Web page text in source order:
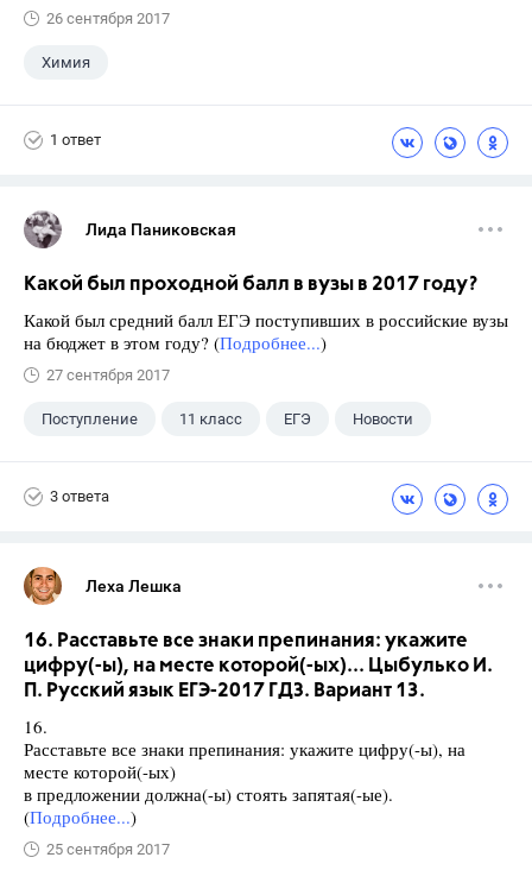
26 сентября 2017
Химия
1 ответ
Лида Паниковская
Какой был проходной балл в вузы в 2017 году?
Какой был средний балл ЕГЭ поступивших в российские вузы
на бюджет в этом году? (Подробнее...)
27 сентября 2017
Поступление 11 класс ЕГЭ Новости
3 ответа
Леха Лешка
16. Расставьте все знаки препинания: укажите
цифру(-ы), на месте которой(-ых)... Цыбулько И.
П. Русский язык ЕГЭ-2017 ГДЗ. Вариант 13.
16.
Расставьте все знаки препинания: укажите цифру(-ы), на
месте которой(-ых)
в предложении должна(-ы) стоять запятая(-ые).
(Подробнее...)
25 сентября 2017